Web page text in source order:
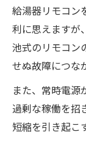
給湯器リモコン
利に思えますが
池式のリモコン
せぬ故障につな
また、常時電源
過剰な稼働を招
短縮を引き起こ